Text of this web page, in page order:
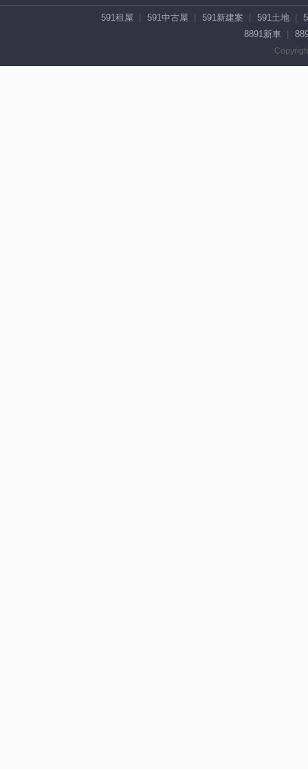
591租屋 591中古屋 591新建案 591土地
8891新車